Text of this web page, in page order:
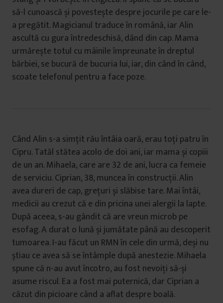
să-l cunoască și povestește despre jocurile pe care le-
a pregătit. Magicianul traduce în română, iar Alin
ascultă cu gura întredeschisă, dând din cap. Mama
urmărește totul cu mâinile împreunate în dreptul
bărbiei, se bucură de bucuria lui, iar, din când în când,
scoate telefonul pentru a face poze.
Când Alin s-a simțit rău întâia oară, erau toți patru în
Cipru. Tatăl stătea acolo de doi ani, iar mama și copiii
de un an. Mihaela, care are 32 de ani, lucra ca femeie
de serviciu. Ciprian, 38, muncea în construcții. Alin
avea dureri de cap, grețuri și slăbise tare. Mai întâi,
medicii au crezut că e din pricina unei alergii la lapte.
După aceea, s-au gândit că are vreun microb pe
esofag. A durat o lună și jumătate până au descoperit
tumoarea. I-au făcut un RMN în cele din urmă, deși nu
știau ce avea să se întâmple după anestezie. Mihaela
spune că n-au avut încotro, au fost nevoiți să-și
asume riscul. Ea a fost mai puternică, dar Ciprian a
căzut din picioare când a aflat despre boală.